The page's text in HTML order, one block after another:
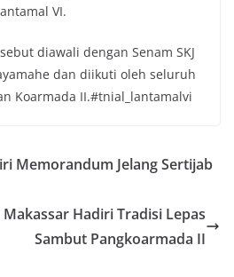
VI.
diawali dengan Senam SKJ
dan diikuti oleh seluruh
Koarmada II.#tnial_lantamalvi
Memorandum Jelang Sertijab
Hadiri Tradisi Lepas
Sambut Pangkoarmada II